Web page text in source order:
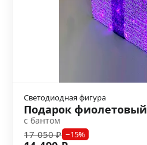
Светодиодная фигура
Подарок фиолетовый
с бантом
17 050 ₽ −15%